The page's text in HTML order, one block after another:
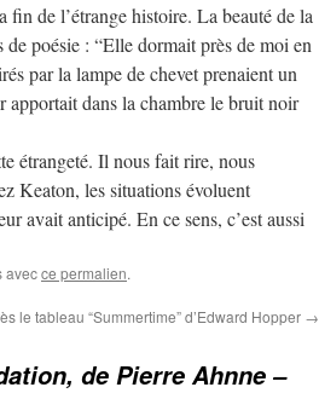
de l’étrange histoire. La beauté de la
poésie : “Elle dormait près de moi en
par la lampe de chevet prenaient un
apportait dans la chambre le bruit noir
étrangeté. Il nous fait rire, nous
Keaton, les situations évoluent
avait anticipé. En ce sens, c’est aussi
avecce permalien.
le tableau “Summertime” d’Edward Hopper →
de Pierre Ahnne –